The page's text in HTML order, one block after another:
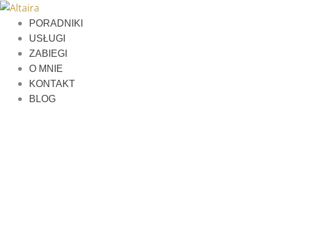
Przejdź
treści
PORADNIKI
USŁUGI
ZABIEGI
O MNIE
KONTAKT
BLOG